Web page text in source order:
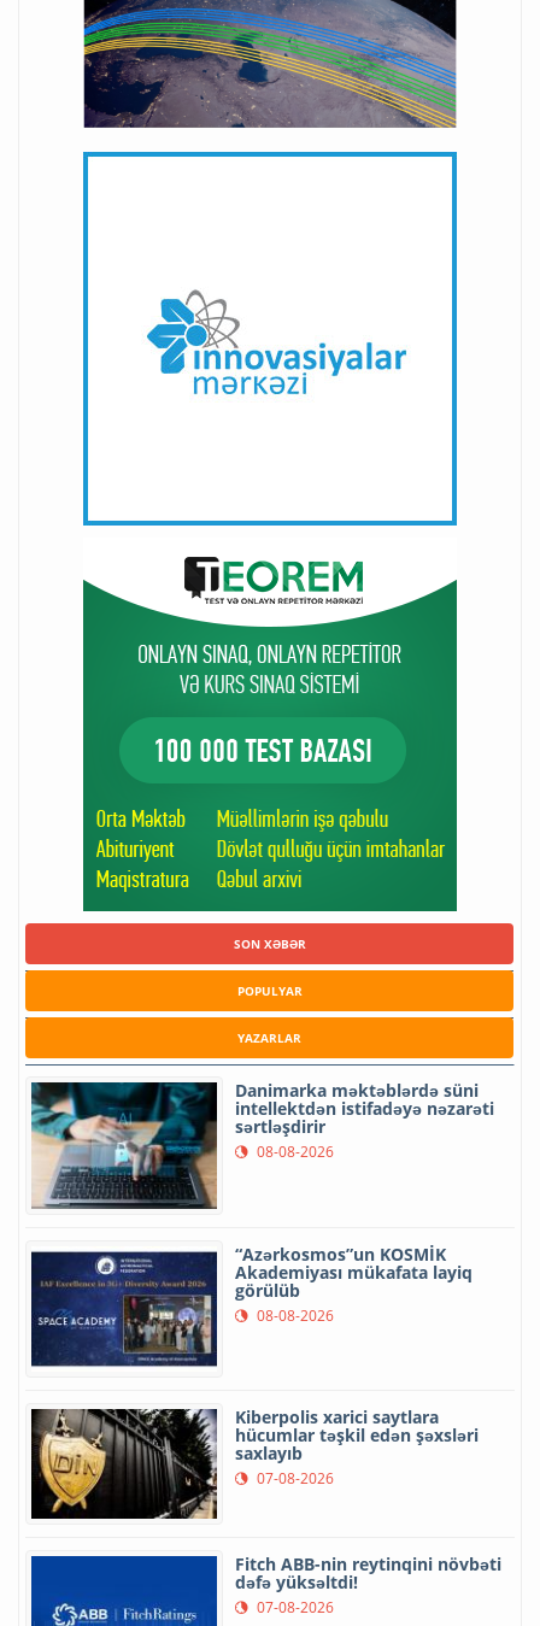
SON XƏBƏR
POPULYAR
YAZARLAR
Danimarka məktəblərdə süni
intellektdən istifadəyə nəzarəti
sərtləşdirir
08-08-2026
“Azərkosmos”un KOSMİK
Akademiyası mükafata layiq
görülüb
08-08-2026
Kiberpolis xarici saytlara
hücumlar təşkil edən şəxsləri
saxlayıb
07-08-2026
Fitch ABB-nin reytinqini növbəti
dəfə yüksəltdi!
07-08-2026